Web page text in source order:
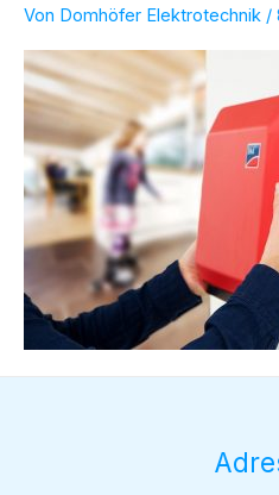
Von Domhöfer Elektrotechnik /